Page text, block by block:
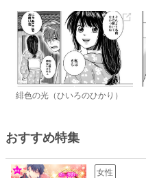
緋色の光（ひいろのひかり）
おすすめ特集
女性